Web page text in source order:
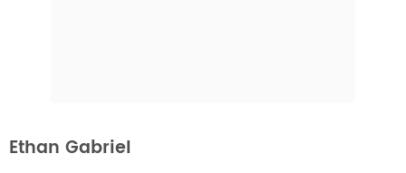
Ethan Gabriel